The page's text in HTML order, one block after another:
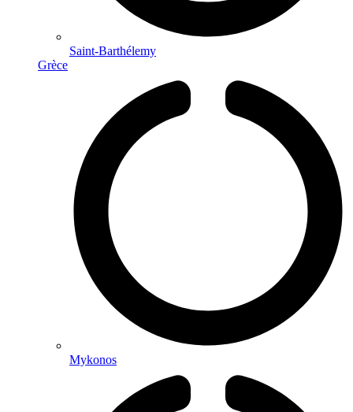
Saint-Barthélemy
Grèce
Mykonos